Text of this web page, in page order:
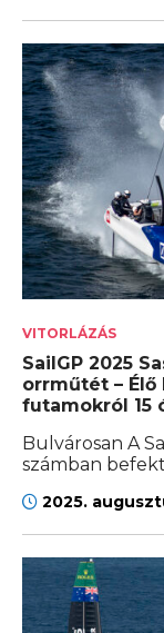
VITORLÁZÁS
SailGP 2025
orrműtét –
futamokról 15
Bulvárosan A
számban
2025.